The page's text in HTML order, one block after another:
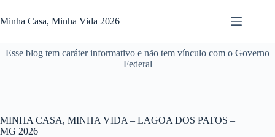
para
o
Minha Casa, Minha Vida 2026
Esse blog tem caráter informativo e não tem vínculo com o Governo
Federal
MINHA CASA, MINHA VIDA – LAGOA DOS PATOS –
MG 2026